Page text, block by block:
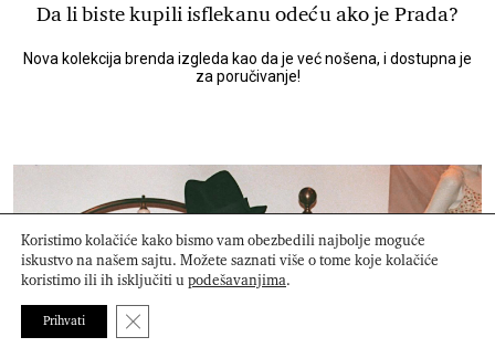
Da li biste kupili isflekanu odeću ako je Prada?
Nova kolekcija brenda izgleda kao da je već nošena, i dostupna je
za poručivanje!
Koristimo kolačiće kako bismo vam obezbedili najbolje moguće
iskustvo na našem sajtu. Možete saznati više o tome koje kolačiće
koristimo ili ih isključiti upodešavanjima.
Prihvati Close GDPR Cookie Banner